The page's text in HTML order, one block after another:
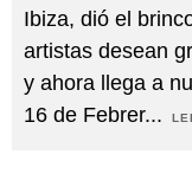
Ibiza, dió el
artistas desean
y ahora llega a
16 de Febrer...